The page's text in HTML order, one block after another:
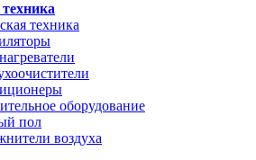
техника
оборудование
пол
воздуха